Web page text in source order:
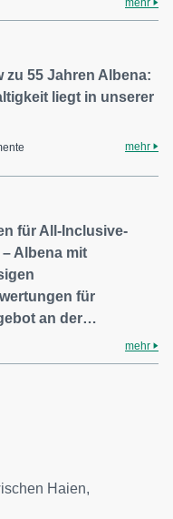
mehr
zu 55 Jahren Albena:
liegt in unserer
mehr
für All-Inclusive-
Albena mit
für
an der…
mehr
Haien,